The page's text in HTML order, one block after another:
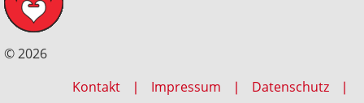
© 2026
Kontakt
Impressum Datenschutz